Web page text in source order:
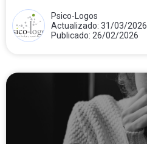
Psico-Logos
Actualizado: 31/03/2026
Publicado: 26/02/2026